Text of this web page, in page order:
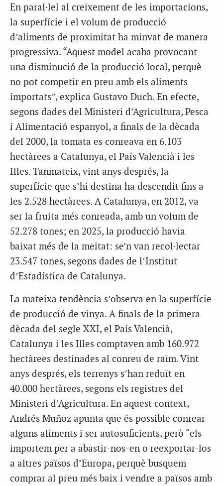
En paral·lel al creixement de les importacions,
la superfície i el volum de producció
d’aliments de proximitat ha minvat de manera
progressiva. “Aquest model acaba provocant
una disminució de la producció local, perquè
no pot competir en preu amb els aliments
importats”, explica Gustavo Duch. En efecte,
segons dades del Ministeri d’Agricultura, Pesca
i Alimentació espanyol, a finals de la dècada
del 2000, la tomata es conreava en 6.103
hectàrees a Catalunya, el País Valencià i les
Illes. Tanmateix, vint anys després, la
superfície que s’hi destina ha descendit fins a
les 2.528 hectàrees. A Catalunya, en 2012, va
ser la fruita més conreada, amb un volum de
52.278 tones; en 2025, la producció havia
baixat més de la meitat: se’n van recol·lectar
23.547 tones, segons dades de l’Institut
d’Estadística de Catalunya.
La mateixa tendència s’observa en la superfície
de producció de vinya. A finals de la primera
dècada del segle XXI, el País Valencià,
Catalunya i les Illes comptaven amb 160.972
hectàrees destinades al conreu de raïm. Vint
anys després, els terrenys s’han reduït en
40.000 hectàrees, segons els registres del
Ministeri d’Agricultura. En aquest context,
Andrés Muñoz apunta que és possible conrear
alguns aliments i ser autosuficients, però “els
importem per a abastir-nos-en o reexportar-los
a altres països d’Europa, perquè busquem
comprar al preu més baix i vendre a països amb